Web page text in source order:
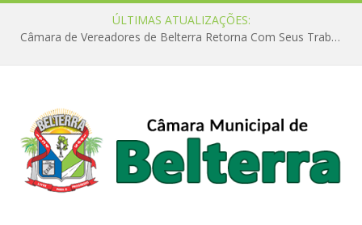
ÚLTIMAS ATUALIZAÇÕES:
Câmara de Vereadores de Belterra Retorna Com Seus Trabalhos Legislativos